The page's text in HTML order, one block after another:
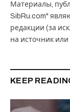
Материалы,
SibRu.com"
редакции (за
на источник
KEEP